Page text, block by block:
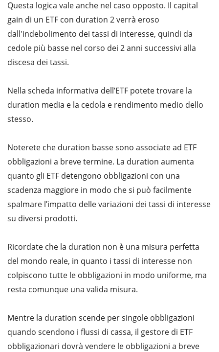
Questa logica vale anche nel caso opposto. Il capital
gain di un ETF con duration 2 verrà eroso
dall'indebolimento dei tassi di interesse, quindi da
cedole più basse nel corso dei 2 anni successivi alla
discesa dei tassi.
Nella scheda informativa dell’ETF potete trovare la
duration media e la cedola e rendimento medio dello
stesso.
Noterete che duration basse sono associate ad ETF
obbligazioni a breve termine. La duration aumenta
quanto gli ETF detengono obbligazioni con una
scadenza maggiore in modo che si può facilmente
spalmare l’impatto delle variazioni dei tassi di interesse
su diversi prodotti.
Ricordate che la duration non è una misura perfetta
del mondo reale, in quanto i tassi di interesse non
colpiscono tutte le obbligazioni in modo uniforme, ma
resta comunque una valida misura.
Mentre la duration scende per singole obbligazioni
quando scendono i flussi di cassa, il gestore di ETF
obbligazionari dovrà vendere le obbligazioni a breve